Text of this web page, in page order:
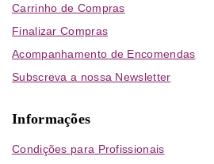
Carrinho de Compras
Finalizar Compras
Acompanhamento de Encomendas
Subscreva a nossa Newsletter
Informações
Condições para Profissionais